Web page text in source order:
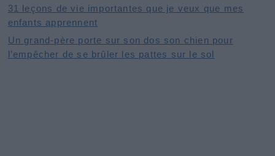
31 leçons de vie importantes que je veux que mes
enfants apprennent
Un grand-père porte sur son dos son chien pour
l’empêcher de se brûler les pattes sur le sol